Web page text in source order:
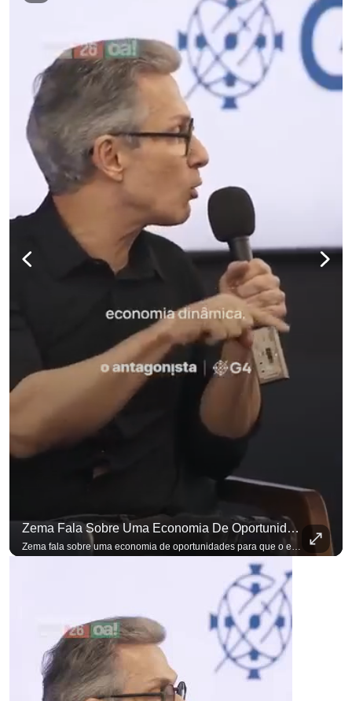
Zema Fala Sobre Uma Economia De Oportunidades Para O Empresário
para não perder nenhuma atualização! Ouça O Antagonista nos